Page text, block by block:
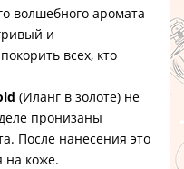
волшебного аромата
и
всех, кто
(Иланг в золоте) не
пронизаны
После нанесения это
на коже.